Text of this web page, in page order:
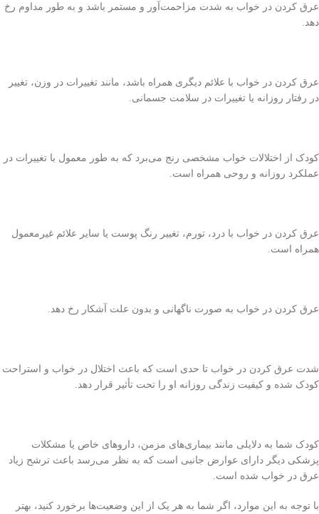
عرق کردن در خواب به شدت مزاحمت‌آور و مستمر باشد و به طور مداوم رخ
دهد.
عرق کردن در خواب با علائم دیگری همراه باشد، مانند تغییرات در وزن، تغییر
در رفتار روزانه یا تغییرات در سلامت جسمانی.
کودک از اختلالات خواب مشخصی رنج می‌برد که به طور معمول با تغییرات در
عملکرد روزانه و روحی همراه است.
عرق کردن در خواب با درد، تورم، تغییر رنگ پوست یا سایر علائم غیرمعمول
همراه است.
عرق کردن در خواب به صورت ناگهانی و بدون علت آشکار رخ دهد.
شدت عرق کردن در خواب تا حدی است که باعث اختلال در خواب و استراحت
کودک شده و کیفیت زندگی روزانه او را تحت تأثیر قرار دهد.
کودک شما به دلایلی مانند بیماری‌های مزمن، داروهای خاص یا مشکلات
پزشکی دیگر دارای عوارض جانبی است که به نظر می‌رسد باعث ترشح زیاد
عرق در خواب شده است.
با توجه به این موارد، اگر شما به هر یک از این وضعیت‌ها برخورد کنید، بهتر